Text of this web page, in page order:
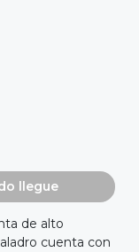
llegue
de alto
cuenta con